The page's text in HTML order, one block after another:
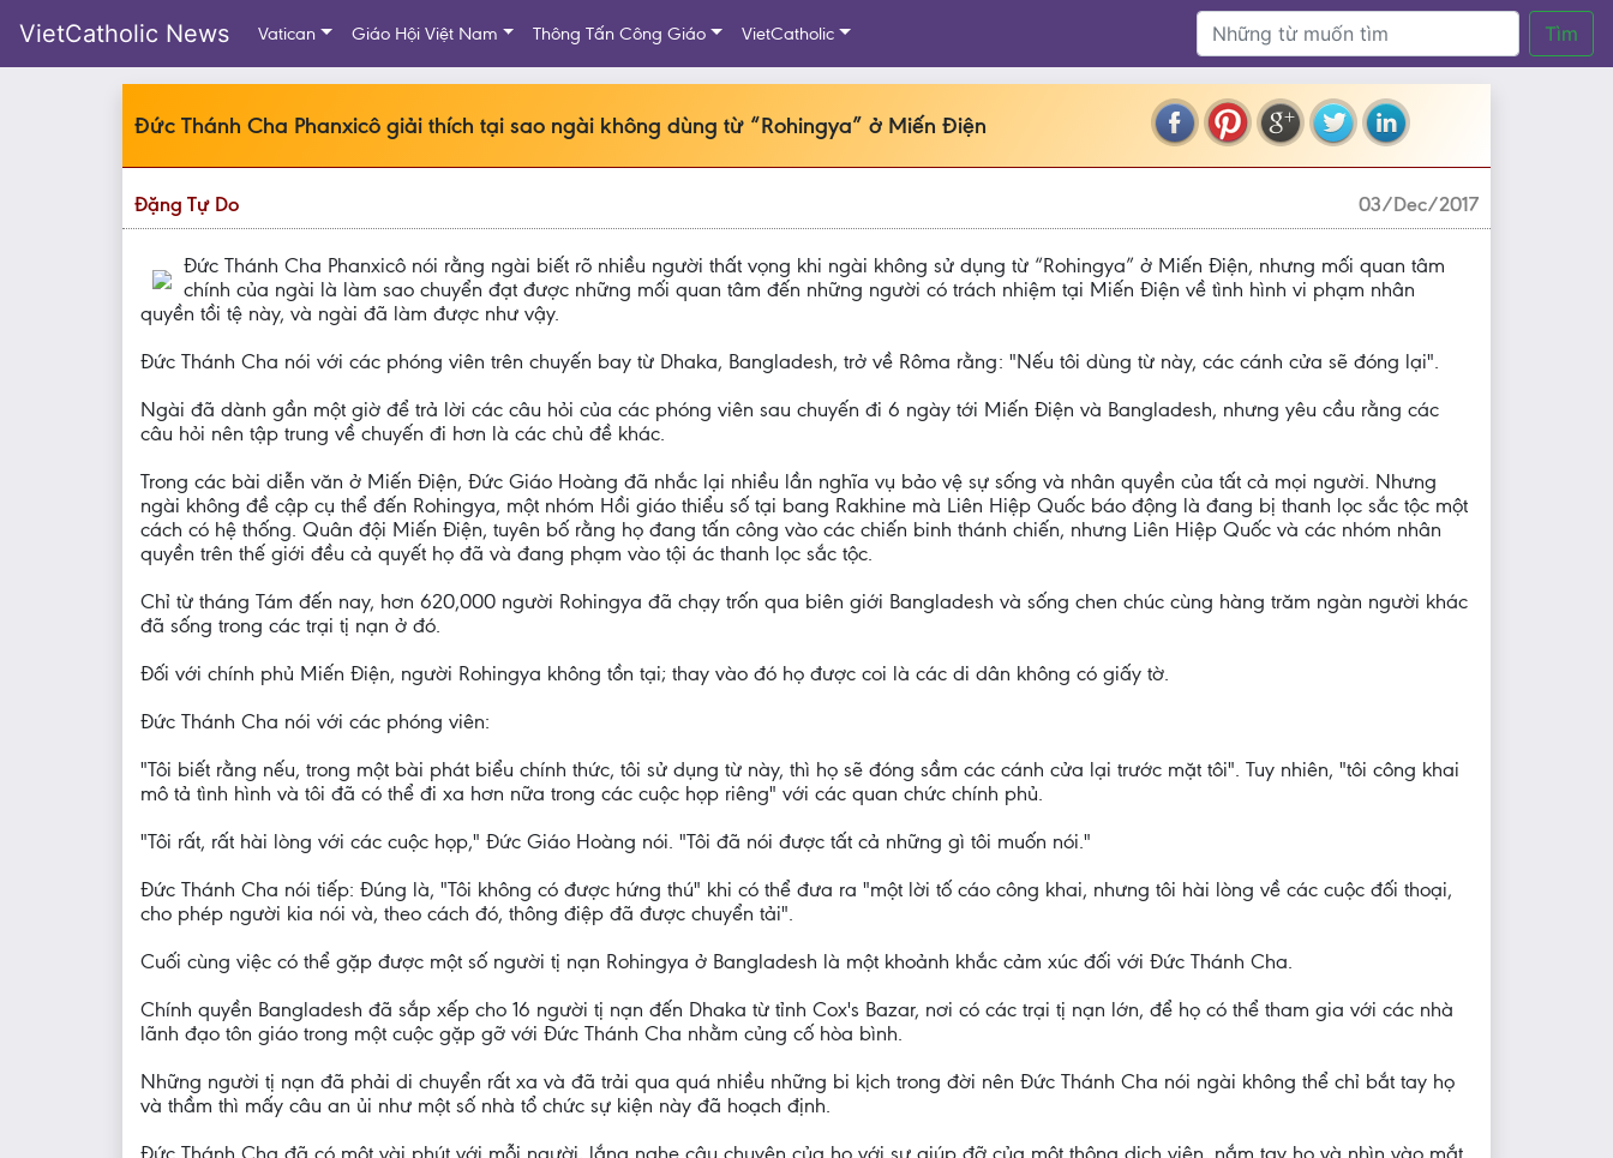
VietCatholic News Vatican Giáo Hội Việt Nam Thông Tấn Công Giáo VietCatholic Tìm
Đức Thánh Cha Phanxicô giải thích tại sao ngài không dùng từ “Rohingya” ở Miến Điện
Đặng Tự Do 03/Dec/2017
Đức Thánh Cha Phanxicô nói rằng ngài biết rõ nhiều người thất vọng khi ngài không sử dụng từ “Rohingya” ở Miến Điện, nhưng mối quan tâm
chính của ngài là làm sao chuyển đạt được những mối quan tâm đến những người có trách nhiệm tại Miến Điện về tình hình vi phạm nhân
quyền tồi tệ này, và ngài đã làm được như vậy.
Đức Thánh Cha nói với các phóng viên trên chuyến bay từ Dhaka, Bangladesh, trở về Rôma rằng: "Nếu tôi dùng từ này, các cánh cửa sẽ đóng lại".
Ngài đã dành gần một giờ để trả lời các câu hỏi của các phóng viên sau chuyến đi 6 ngày tới Miến Điện và Bangladesh, nhưng yêu cầu rằng các
câu hỏi nên tập trung về chuyến đi hơn là các chủ đề khác.
Trong các bài diễn văn ở Miến Điện, Đức Giáo Hoàng đã nhắc lại nhiều lần nghĩa vụ bảo vệ sự sống và nhân quyền của tất cả mọi người. Nhưng
ngài không đề cập cụ thể đến Rohingya, một nhóm Hồi giáo thiểu số tại bang Rakhine mà Liên Hiệp Quốc báo động là đang bị thanh lọc sắc tộc một
cách có hệ thống. Quân đội Miến Điện, tuyên bố rằng họ đang tấn công vào các chiến binh thánh chiến, nhưng Liên Hiệp Quốc và các nhóm nhân
quyền trên thế giới đều cả quyết họ đã và đang phạm vào tội ác thanh lọc sắc tộc.
Chỉ từ tháng Tám đến nay, hơn 620,000 người Rohingya đã chạy trốn qua biên giới Bangladesh và sống chen chúc cùng hàng trăm ngàn người khác
đã sống trong các trại tị nạn ở đó.
Đối với chính phủ Miến Điện, người Rohingya không tồn tại; thay vào đó họ được coi là các di dân không có giấy tờ.
Đức Thánh Cha nói với các phóng viên:
"Tôi biết rằng nếu, trong một bài phát biểu chính thức, tôi sử dụng từ này, thì họ sẽ đóng sầm các cánh cửa lại trước mặt tôi". Tuy nhiên, "tôi công khai
mô tả tình hình và tôi đã có thể đi xa hơn nữa trong các cuộc họp riêng" với các quan chức chính phủ.
"Tôi rất, rất hài lòng với các cuộc họp," Đức Giáo Hoàng nói. "Tôi đã nói được tất cả những gì tôi muốn nói."
Đức Thánh Cha nói tiếp: Đúng là, "Tôi không có được hứng thú" khi có thể đưa ra "một lời tố cáo công khai, nhưng tôi hài lòng về các cuộc đối thoại,
cho phép người kia nói và, theo cách đó, thông điệp đã được chuyển tải".
Cuối cùng việc có thể gặp được một số người tị nạn Rohingya ở Bangladesh là một khoảnh khắc cảm xúc đối với Đức Thánh Cha.
Chính quyền Bangladesh đã sắp xếp cho 16 người tị nạn đến Dhaka từ tỉnh Cox's Bazar, nơi có các trại tị nạn lớn, để họ có thể tham gia với các nhà
lãnh đạo tôn giáo trong một cuộc gặp gỡ với Đức Thánh Cha nhằm củng cố hòa bình.
Những người tị nạn đã phải di chuyển rất xa và đã trải qua quá nhiều những bi kịch trong đời nên Đức Thánh Cha nói ngài không thể chỉ bắt tay họ
và thầm thì mấy câu an ủi như một số nhà tổ chức sự kiện này đã hoạch định.
Đức Thánh Cha đã có một vài phút với mỗi người, lắng nghe câu chuyện của họ với sự giúp đỡ của một thông dịch viên, nắm tay họ và nhìn vào mắt